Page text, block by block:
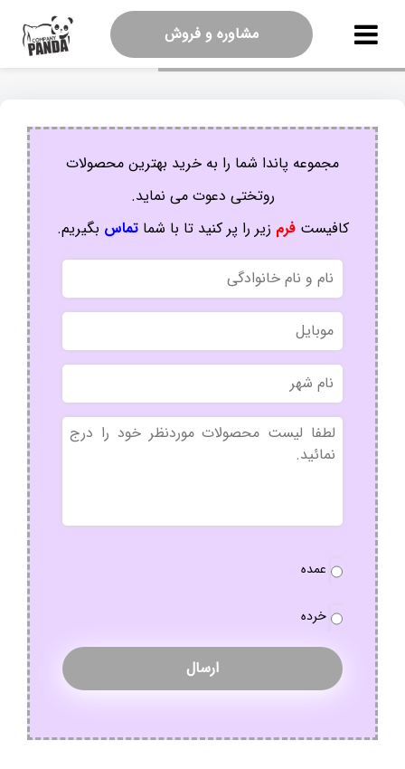
مشاوره و فروش
مجموعه پاندا شما را به خرید بهترین محصولات
روتختی دعوت می نماید.
کافیستفرم زیر را پر کنید تا با شماتماس بگیریم.
نام
و
نام
خانوادگی
موبایل
نام
شهر
بدون
عنوان
نوع
عمده
خرده